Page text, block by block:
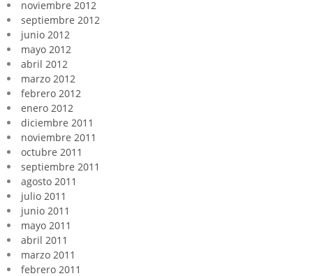
noviembre 2012
septiembre 2012
junio 2012
mayo 2012
abril 2012
marzo 2012
febrero 2012
enero 2012
diciembre 2011
noviembre 2011
octubre 2011
septiembre 2011
agosto 2011
julio 2011
junio 2011
mayo 2011
abril 2011
marzo 2011
febrero 2011